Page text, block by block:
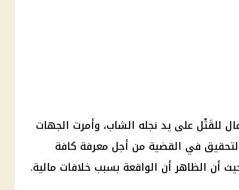
للقَتْل على يد نجله الشاب، وأمرت الجهات
في القضية من أجل معرفة كافة
أن الظاهر أن الواقعة بسبب خلافات مالية.